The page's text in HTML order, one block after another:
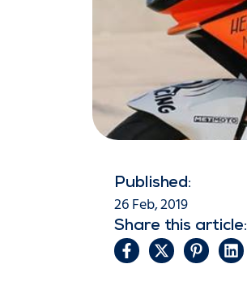
Published:
26 Feb, 2019
Share this article: